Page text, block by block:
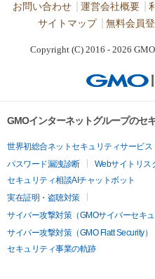
お問い合わせ 運営会社概要
サイトマップ
無料会員
Copyright (C) 2016 - 2026
GMOインターネットグループのセ
世界初総合ネットセキュリティサービス
パスワード漏洩診断
Webサイトリス
セキュリティ相談AIチャットボット
実在証明・盗聴対策
サイバー攻撃対策（GMOサイバーセキュ
サイバー攻撃対策（GMO Flatt Security）
セキュリティ事業の軌跡